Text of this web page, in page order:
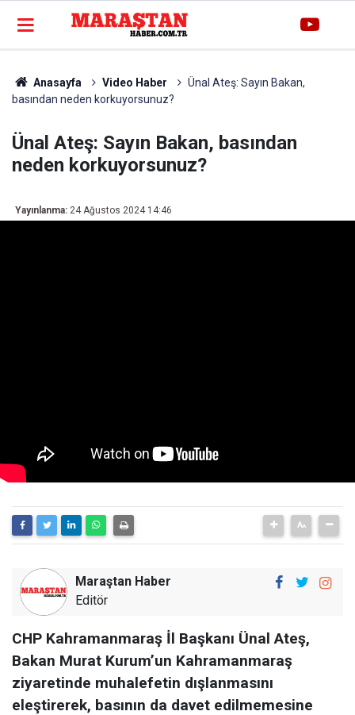
Anasayfa Video Haber
Ünal Ateş: Sayın Bakan,
basından neden korkuyorsunuz?
Ünal Ateş: Sayın Bakan, basından
neden korkuyorsunuz?
Yayınlanma: 24 Ağustos 2024 14:46
Maraştan Haber
Editör
CHP Kahramanmaraş İl Başkanı Ünal Ateş,
Bakan Murat Kurum’un Kahramanmaraş
ziyaretinde muhalefetin dışlanmasını
eleştirerek, basının da davet edilmemesine